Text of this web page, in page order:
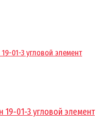
01-3 угловой элемент